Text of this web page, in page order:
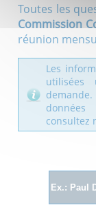
Toutes les
Commission
réunion
Les
utilisées
consultez